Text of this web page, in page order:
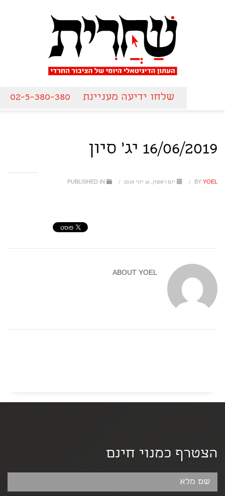
שלחו ידיעה מעניינת 02-5-380-380
16/06/2019 יג' סיון
BY YOEL
/ יום ראשון, 16 יוני 2019 /
ABOUT YOEL
הצטרף כמנוי חינם